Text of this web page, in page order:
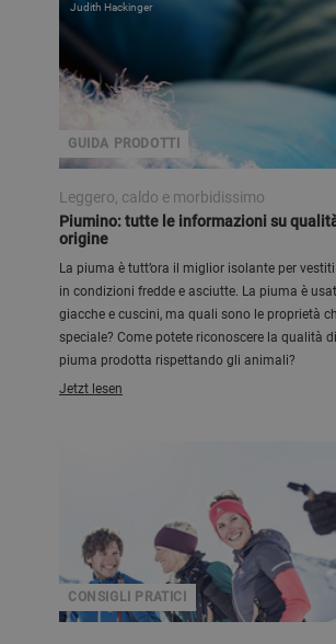
GUIDA PRODOTTI
Judith Hackinger
Leggero, caldo e morbidissimo
Piumino: tutte le informazioni su
origine
La piuma è tutt’ora il miglior isolante per
in condizioni fredde e asciutte. La piuma è
giacche e cuscini, ma quali sono le proprietà
speciale? Come potete riconoscere la qualità
piuma prodotta rispettando gli animali?
Jetzt lesen
CONSIGLI PRATICI